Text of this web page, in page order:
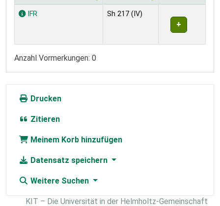
Exemplare
IFR Sh 217 (IV)
Anzahl Vormerkungen: 0
Drucken
Zitieren
Meinem Korb hinzufügen
Datensatz speichern
Weitere Suchen
KIT – Die Universität in der Helmholtz-Gemeinschaft